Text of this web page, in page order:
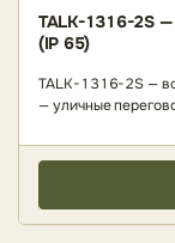
TALK-1316-2S —
(IP 65)
TALK-1316-2S —
— уличные